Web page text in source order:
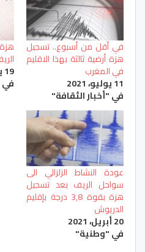
في أقل من أسبوع.. تسجيل
هزة أرضية ثالثة بهذا الاقليم
في المغرب
11 يوليو، 2021
في "أخبار الثقافة"
19 يونيو، 2021
عودة النشاط الزلزالي الى
سواحل الريف بعد تسجيل
هزة بقوة 3,8 درجة بإقليم
الدريوش
20 أبريل، 2021
في "وطنية"